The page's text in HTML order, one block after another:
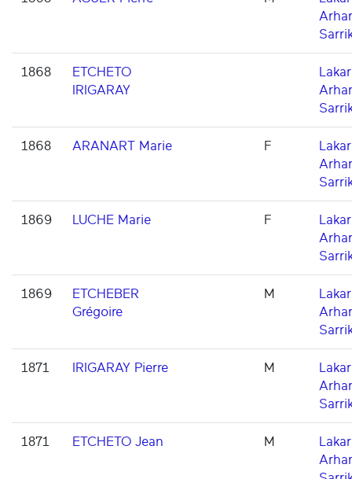
1868
ETCHETO
IRIGARAY
1868 ARANART Marie F
1869 LUCHE Marie F
1869
ETCHEBER
Grégoire
M
1871 IRIGARAY Pierre M
1871 ETCHETO Jean M